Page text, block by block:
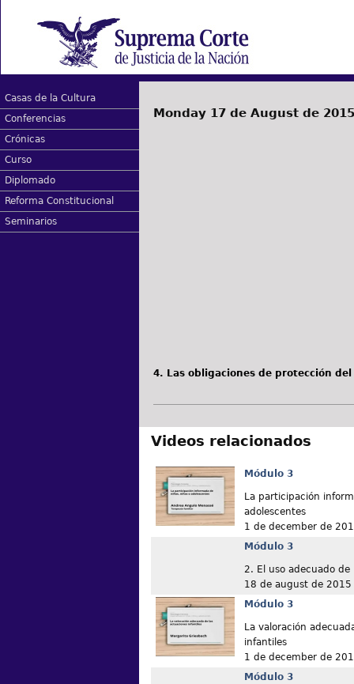
Casas de la Cultura
Conferencias
Crónicas
Curso
Diplomado
Reforma Constitucional
Seminarios
Monday 17 de August de 2015
4. Las obligaciones de protección
Videos relacionados
Módulo 3
La participación
adolescentes
1 de december de
Módulo 3
2. El uso adecuado de
18 de august de 2015
Módulo 3
La valoración
infantiles
1 de december de
Módulo 3